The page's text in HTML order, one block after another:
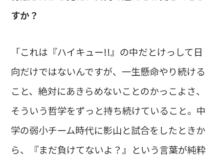
すか？
「これは『ハイキュー!!』の中だとけっして日
向だけではないんですが、一生懸命やり続ける
こと、絶対にあきらめないことのかっこよさ、
そういう哲学をずっと持ち続けていること。中
学の弱小チーム時代に影山と試合をしたときか
ら、『まだ負けてないよ？』という言葉が純粋